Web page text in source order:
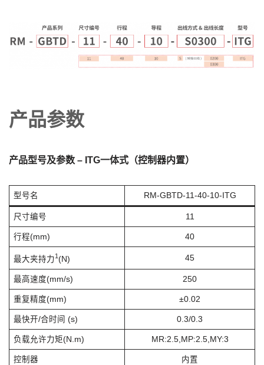
产品参数
产品型号及参数 – ITG一体式（控制器内置）
型号名 RM-GBTD-11-40-10-ITG
尺寸编号 11
行程(mm) 40
最大夹持力1 (N) 45
最高速度(mm/s) 250
重复精度(mm) ±0.02
最快开/合时间 (s) 0.3/0.3
负载允许力矩(N.m) MR:2.5,MP:2.5,MY:3
控制器 内置